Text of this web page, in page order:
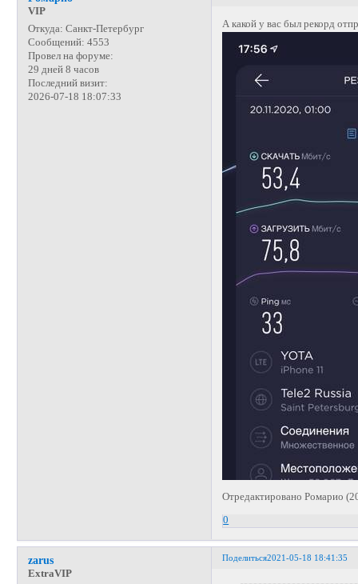
VIP
Откуда: Санкт-Петербург
Сообщений: 4553
Провел на форуме:
29 дней 8 часов
Последний визит:
2026-07-18 18:07:33
А какой у вас был рекорд
Отредактировано Ромарио
0
Поделиться2021-05-18 18:41:35
zarus
ExtraVIP